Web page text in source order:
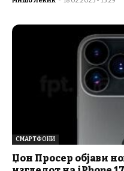
СМАРТФОНИ
Џон Просер објави